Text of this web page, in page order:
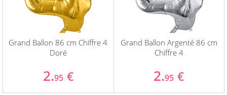
Grand Ballon 86 cm Chiffre 4
Doré
2.95 €
Grand Ballon Argenté 86 cm
Chiffre 4
2.95 €